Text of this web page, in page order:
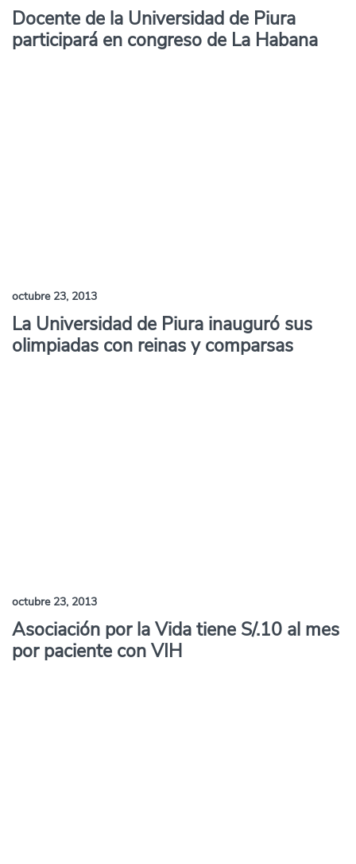
Docente de la Universidad de Piura
participará en congreso de La Habana
octubre 23, 2013
La Universidad de Piura inauguró sus
olimpiadas con reinas y comparsas
octubre 23, 2013
Asociación por la Vida tiene S/.10 al mes
por paciente con VIH